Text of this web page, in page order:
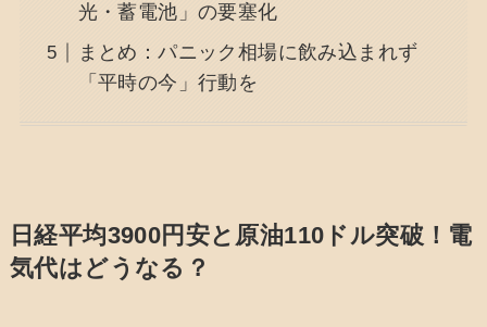
光・蓄電池」の要塞化
まとめ：パニック相場に飲み込まれず
「平時の今」行動を
日経平均3900円安と原油110ドル突破！電
気代はどうなる？